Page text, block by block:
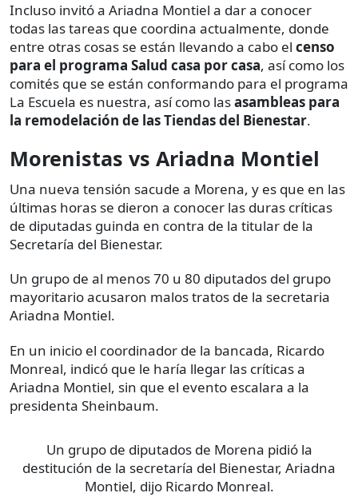
Incluso invitó a Ariadna Montiel a dar a conocer
todas las tareas que coordina actualmente, donde
entre otras cosas se están llevando a cabo el censo
para el programa Salud casa por casa, así como los
comités que se están conformando para el programa
La Escuela es nuestra, así como lasasambleas para
la remodelación de las Tiendas del Bienestar.
Morenistas vs Ariadna Montiel
Una nueva tensión sacude a Morena, y es que en las
últimas horas se dieron a conocer las duras críticas
de diputadas guinda en contra de la titular de la
Secretaría del Bienestar.
Un grupo de al menos 70 u 80 diputados del grupo
mayoritario acusaron malos tratos de la secretaria
Ariadna Montiel.
En un inicio el coordinador de la bancada, Ricardo
Monreal, indicó que le haría llegar las críticas a
Ariadna Montiel, sin que el evento escalara a la
presidenta Sheinbaum.
Un grupo de diputados de Morena pidió la
destitución de la secretaría del Bienestar, Ariadna
Montiel, dijo Ricardo Monreal.